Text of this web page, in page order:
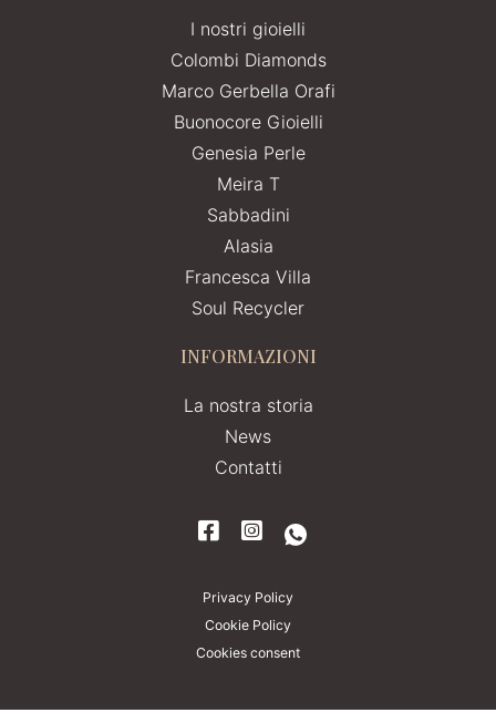
I nostri gioielli
Colombi Diamonds
Marco Gerbella Orafi
Buonocore Gioielli
Genesia Perle
Meira T
Sabbadini
Alasia
Francesca Villa
Soul Recycler
INFORMAZIONI
La nostra storia
News
Contatti
Privacy Policy
Cookie Policy
Cookies consent